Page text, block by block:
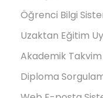
Öğrenci Bilgi
Uzaktan Eğitim
Akademik Takvim
Diploma